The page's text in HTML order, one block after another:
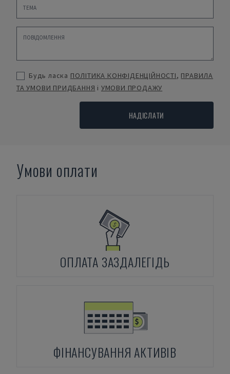
Будь ласка ПОЛІТИКА КОНФІДЕНЦІЙНОСТІ, ПРАВИЛА
ТА УМОВИ ПРИДБАННЯ і УМОВИ ПРОДАЖУ
НАДІСЛАТИ
Умови оплати
ОПЛАТА ЗАЗДАЛЕГІДЬ
ФІНАНСУВАННЯ АКТИВІВ